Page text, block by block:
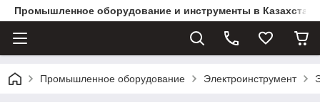
Промышленное оборудование и инструменты в
Промышленное оборудование Электроинструмент